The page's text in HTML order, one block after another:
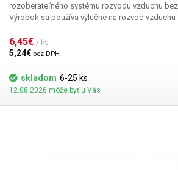
rozoberateľného systému rozvodu vzduchu
Výrobok sa používa výlučne na rozvod
6,45€ / ks
5,24€ bez DPH
skladom 6-25 ks
12.08.2026 môže byť u Vás